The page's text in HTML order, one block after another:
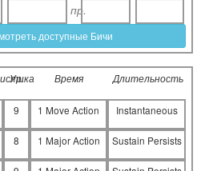
пр.
доступные Бичи
Ур. Время Длительность
9 1 Move Action Instantaneous
8 1 Major Action Sustain Persists